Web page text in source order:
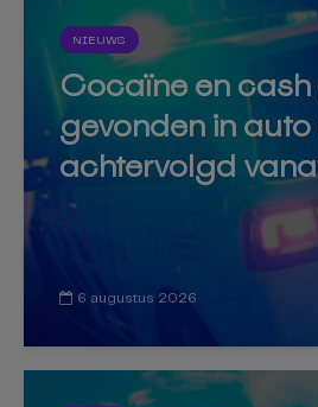
NIEUWS
Cocaïne en
gevonden in
achtervolgd
6 augustus 2026